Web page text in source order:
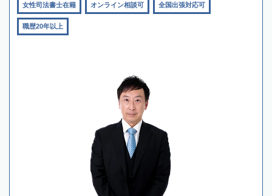
女性司法書士在籍 オンライン相談可 全国出張対応可
職歴20年以上